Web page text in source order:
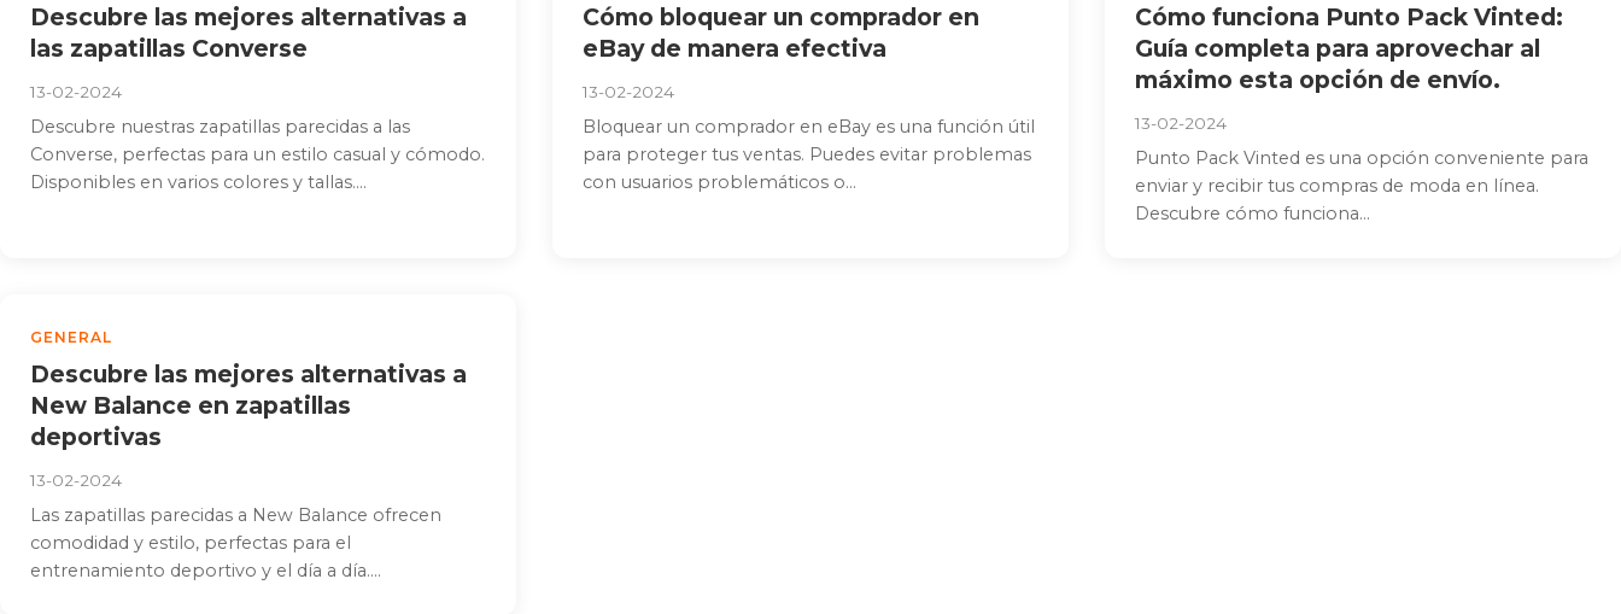
Descubre las mejores alternativas a
las zapatillas Converse
13-02-2024
Descubre nuestras zapatillas parecidas a las
Converse, perfectas para un estilo casual y cómodo.
Disponibles en varios colores y tallas....
Cómo bloquear un comprador en
eBay de manera efectiva
13-02-2024
Bloquear un comprador en eBay es una función útil
para proteger tus ventas. Puedes evitar problemas
con usuarios problemáticos o...
Cómo funciona Punto Pack Vinted:
Guía completa para aprovechar al
máximo esta opción de envío.
13-02-2024
Punto Pack Vinted es una opción conveniente para
enviar y recibir tus compras de moda en línea.
Descubre cómo funciona...
GENERAL
Descubre las mejores alternativas a
New Balance en zapatillas
deportivas
13-02-2024
Las zapatillas parecidas a New Balance ofrecen
comodidad y estilo, perfectas para el
entrenamiento deportivo y el día a día....